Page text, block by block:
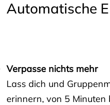
Automatische
Verpasse nichts mehr
Lass dich und
erinnern, von 5 Minuten